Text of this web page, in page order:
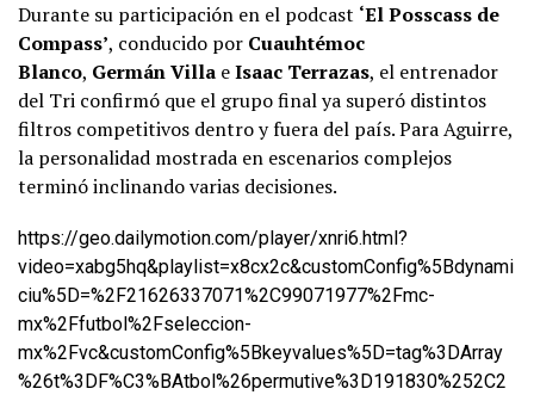
Durante su participación en el podcast ‘El Posscass de
Compass’, conducido por Cuauhtémoc
Blanco, Germán Villa eIsaac Terrazas, el entrenador
del Tri confirmó que el grupo final ya superó distintos
filtros competitivos dentro y fuera del país. Para Aguirre,
la personalidad mostrada en escenarios complejos
terminó inclinando varias decisiones.
https://geo.dailymotion.com/player/xnri6.html?
video=xabg5hq&playlist=x8cx2c&customConfig%5Bdynami
ciu%5D=%2F21626337071%2C99071977%2Fmc-
mx%2Ffutbol%2Fseleccion-
mx%2Fvc&customConfig%5Bkeyvalues%5D=tag%3DArray
%26t%3DF%C3%BAtbol%26permutive%3D191830%252C2